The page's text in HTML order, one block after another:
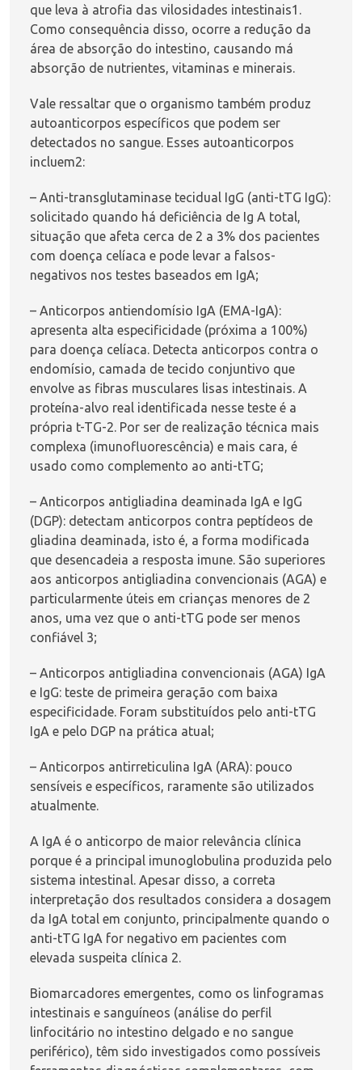
que leva à atrofia das vilosidades intestinais1 .
Como consequência disso, ocorre a redução da
área de absorção do intestino, causando má
absorção de nutrientes, vitaminas e minerais.
Vale ressaltar que o organismo também produz
autoanticorpos específicos que podem ser
detectados no sangue. Esses autoanticorpos
incluem2:
– Anti-transglutaminase tecidual IgG (anti-tTG IgG):
solicitado quando há deficiência de Ig A total,
situação que afeta cerca de 2 a 3% dos pacientes
com doença celíaca e pode levar a falsos-
negativos nos testes baseados em IgA;
– Anticorpos antiendomísio IgA (EMA-IgA):
apresenta alta especificidade (próxima a 100%)
para doença celíaca. Detecta anticorpos contra o
endomísio, camada de tecido conjuntivo que
envolve as fibras musculares lisas intestinais. A
proteína-alvo real identificada nesse teste é a
própria t-TG-2. Por ser de realização técnica mais
complexa (imunofluorescência) e mais cara, é
usado como complemento ao anti-tTG;
– Anticorpos antigliadina deaminada IgA e IgG
(DGP): detectam anticorpos contra peptídeos de
gliadina deaminada, isto é, a forma modificada
que desencadeia a resposta imune. São superiores
aos anticorpos antigliadina convencionais (AGA) e
particularmente úteis em crianças menores de 2
anos, uma vez que o anti-tTG pode ser menos
confiável 3;
– Anticorpos antigliadina convencionais (AGA) IgA
e IgG: teste de primeira geração com baixa
especificidade. Foram substituídos pelo anti-tTG
IgA e pelo DGP na prática atual;
– Anticorpos antirreticulina IgA (ARA): pouco
sensíveis e específicos, raramente são utilizados
atualmente.
A IgA é o anticorpo de maior relevância clínica
porque é a principal imunoglobulina produzida pelo
sistema intestinal. Apesar disso, a correta
interpretação dos resultados considera a dosagem
da IgA total em conjunto, principalmente quando o
anti-tTG IgA for negativo em pacientes com
elevada suspeita clínica 2.
Biomarcadores emergentes, como os linfogramas
intestinais e sanguíneos (análise do perfil
linfocitário no intestino delgado e no sangue
periférico), têm sido investigados como possíveis